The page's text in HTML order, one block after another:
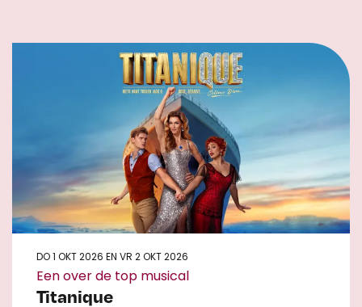
Titanique
Een over de top musical
DO 1 OKT 2026 EN VR 2 OKT 2026